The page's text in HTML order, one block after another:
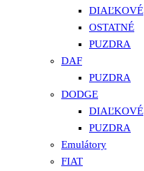
DIAĽKOVÉ
OSTATNÉ
PUZDRA
DAF
PUZDRA
DODGE
DIAĽKOVÉ
PUZDRA
Emulátory
FIAT